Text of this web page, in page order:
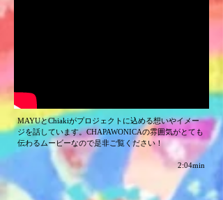
MAYUとChiakiがプロジェクトに込める想いやイメー
ジを話しています。CHAPAWONICAの雰囲気がとても
伝わるムービーなので是非ご覧ください！
2:04min